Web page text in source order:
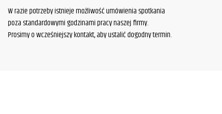
W razie potrzeby istnieje możliwość umówienia spotkania
poza standardowymi godzinami pracy naszej firmy.
Prosimy o wcześniejszy kontakt, aby ustalić dogodny termin.